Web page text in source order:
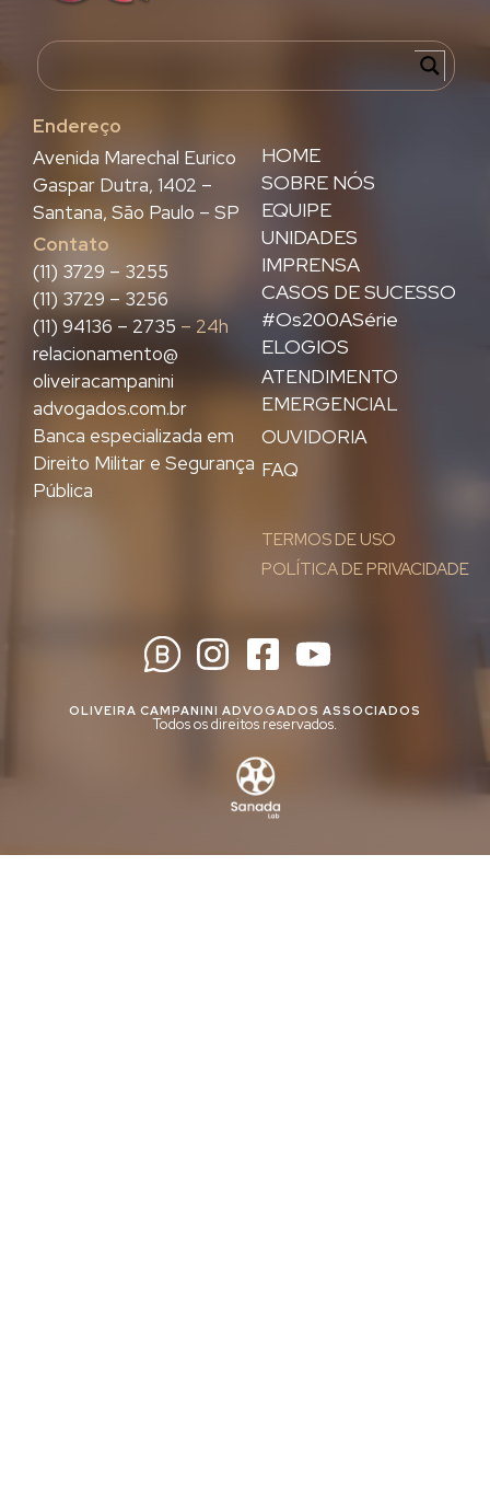
Endereço
HOME
SOBRE NÓS
EQUIPE
UNIDADES
IMPRENSA
CASOS DE SUCESSO
#Os200ASérie
ELOGIOS
ATENDIMENTO
EMERGENCIAL
OUVIDORIA
FAQ
TERMOS DE USO
POLÍTICA DE PRIVACIDADE
Avenida Marechal Eurico
Gaspar Dutra, 1402 –
Santana, São Paulo – SP
Contato
(11) 3729 – 3255
(11) 3729 – 3256
(11) 94136 – 2735 – 24h
relacionamento@
oliveiracampanini
advogados.com.br
Banca especializada em
Direito Militar e Segurança
Pública
OLIVEIRA CAMPANINI ADVOGADOS ASSOCIADOS
Todos os direitos reservados.